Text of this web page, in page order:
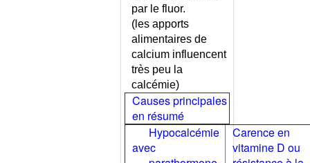
INTOXICATION AIGUE A LA
INTOXICATION AIGUE PAR
INTOXICATION AIGUE PAR
L'OXYDE DE CARBONE
INTOXICATION CHRONIQUE
INTOXICATION PAR DES
par le fluor.
(les apports
alimentaires de
calcium influencent
très peu la
calcémie)
Causes principales
en résumé
Hypocalcémie
avec
Carence en
vitamine D ou